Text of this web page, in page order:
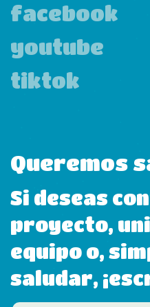
facebook
youtube
tiktok
Queremos
Si deseas
proyecto,
equipo o,
saludar,